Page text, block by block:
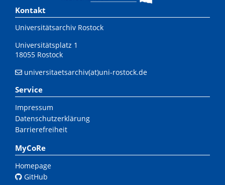
Kontakt
Universitätsarchiv Rostock
Universitätsplatz 1
18055 Rostock
universitaetsarchiv(at)uni-rostock.de
Service
Impressum
Datenschutzerklärung
Barrierefreiheit
MyCoRe
Homepage
GitHub